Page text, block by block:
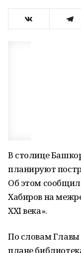
В столице
планируют
Об этом
Хабиров на
XXI века».
По словам Главы
плане